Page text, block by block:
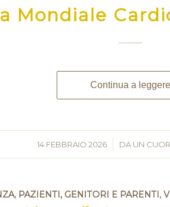
Mondiale
Continua a leggere
14 FEBBRAIO 2026
/ DA UN
, PAZIENTI, GENITORI E PARENTI,